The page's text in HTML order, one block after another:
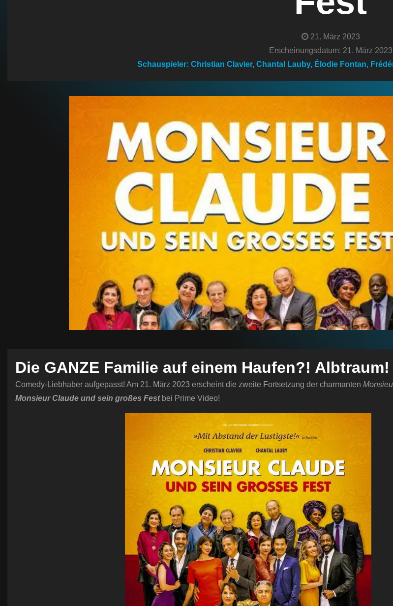
21. März 2023
Erscheinungsdatum: 21. März 2023
Schauspieler: Christian Clavier, Chantal Lauby, Élodie Fontan,
Die GANZE Familie auf einem Haufen?! Albtraum!
Comedy-Liebhaber aufgepasst! Am 21. März 2023 erscheint die zweite Fortsetzung der charmanten
Monsieur Claude und sein großes Festbei Prime Video!